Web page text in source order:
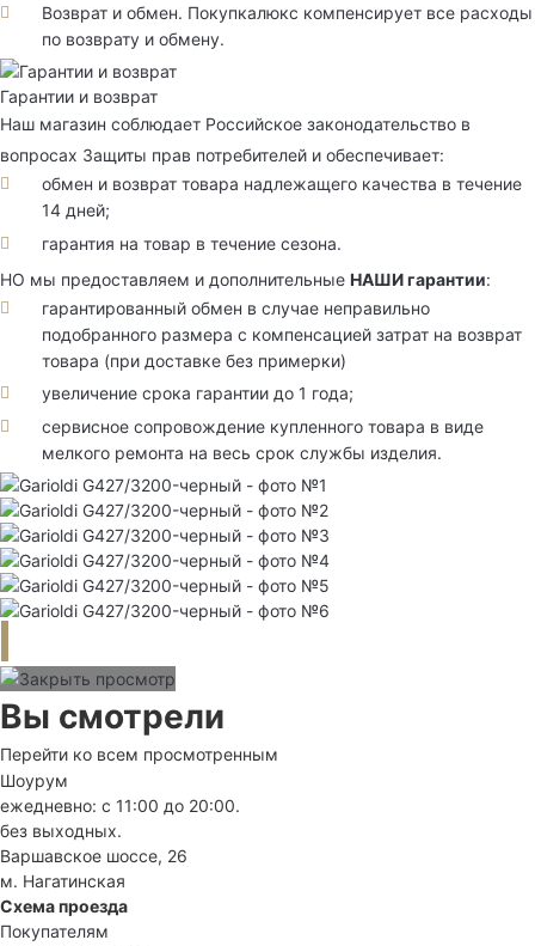
Возврат и обмен. Покупкалюкс компенсирует все расходы
по возврату и обмену.
Гарантии и возврат
Наш магазин соблюдает Российское законодательство в
вопросах Защиты прав потребителей и обеспечивает:
обмен и возврат товара надлежащего качества в течение
14 дней;
гарантия на товар в течение сезона.
НО мы предоставляем и дополнительные НАШИ гарантии:
гарантированный обмен в случае неправильно
подобранного размера с компенсацией затрат на возврат
товара (при доставке без примерки)
увеличение срока гарантии до 1 года;
сервисное сопровождение купленного товара в виде
мелкого ремонта на весь срок службы изделия.
Вы смотрели
Перейти ко всем просмотренным
Шоурум
ежедневно: с 11:00 до 20:00.
без выходных.
Варшавское шоссе, 26
м. Нагатинская
Схема проезда
Покупателям